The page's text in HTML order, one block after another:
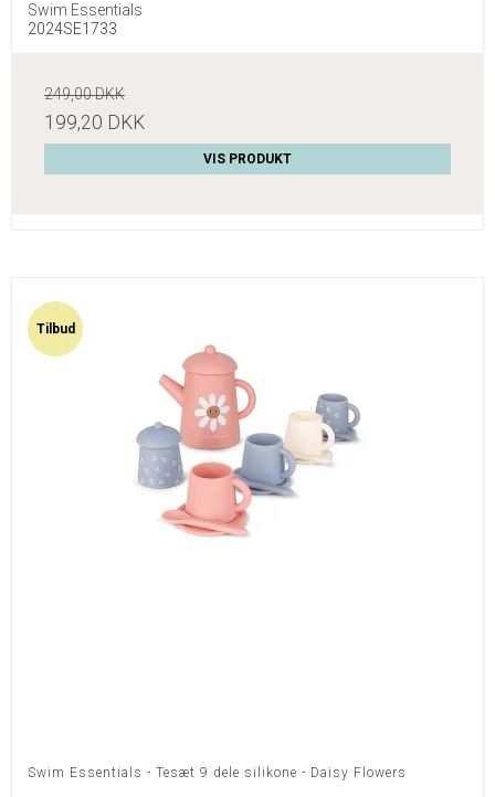
Swim Essentials
2024SE1733
249,00 DKK
199,20 DKK
VIS PRODUKT
Tilbud
Swim Essentials - Tesæt 9 dele silikone - Daisy Flowers